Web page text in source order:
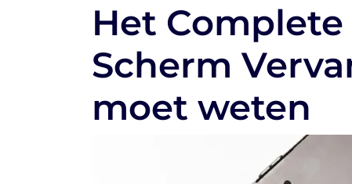
Het Complete
Scherm
moet weten